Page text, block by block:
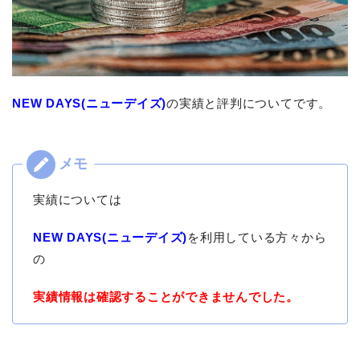
NEW DAYS(ニューデイズ)の実績と評判についてです。
実績については
NEW DAYS(ニューデイズ)を利用している方々から
の
実績情報は確認することができませんでした。